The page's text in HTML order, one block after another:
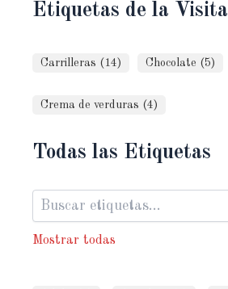
Etiquetas de la Visita
Carrilleras (14) Chocolate (5)
Crema de verduras (4)
Todas las Etiquetas
Mostrar todas